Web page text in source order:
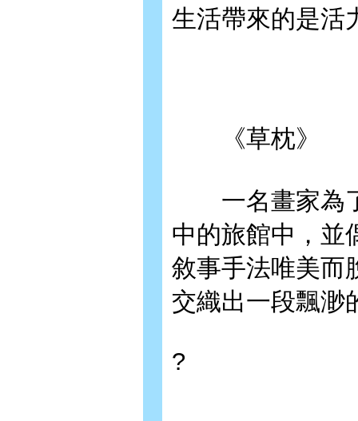
生活帶來的是活
《草枕》
一名畫家為了
中的旅館中，並
敘事手法唯美而
交織出一段飄渺
?